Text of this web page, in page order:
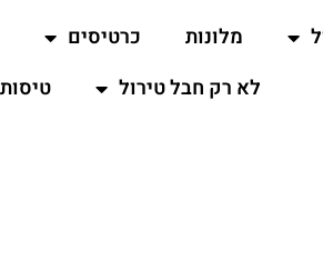
מלונות כרטיסים
לא רק חבל טירול
טיסות